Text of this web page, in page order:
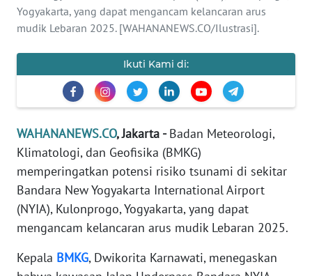
Yogyakarta, yang dapat mengancam kelancaran arus
mudik Lebaran 2025. [WAHANANEWS.CO/Ilustrasi].
Ikuti Kami di:
WAHANANEWS.CO, Jakarta -Badan Meteorologi,
Klimatologi, dan Geofisika (BMKG)
memperingatkan potensi risiko tsunami di sekitar
Bandara New Yogyakarta International Airport
(NYIA), Kulonprogo, Yogyakarta, yang dapat
mengancam kelancaran arus mudik Lebaran 2025.
Kepala BMKG, Dwikorita Karnawati, menegaskan
OLAHRAGA
EDITORIAL
Informasi
INDEKS
BERITA
KONTAK